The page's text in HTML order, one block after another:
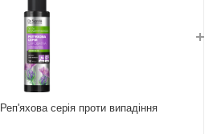
серія проти випадіння